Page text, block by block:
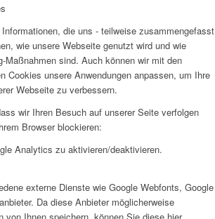
die uns - teilweise zusammengefasst
wie unsere Webseite genutzt wird und wie
Maßnahmen sind. Auch können wir mit den
Cookies unsere Anwendungen anpassen, um Ihre
Webseite zu verbessern.
wir Ihren Besuch auf unserer Seite verfolgen
Browser blockieren:
Analytics zu aktivieren/deaktivieren.
externe Dienste wie Google Webfonts, Google
Da diese Anbieter möglicherweise